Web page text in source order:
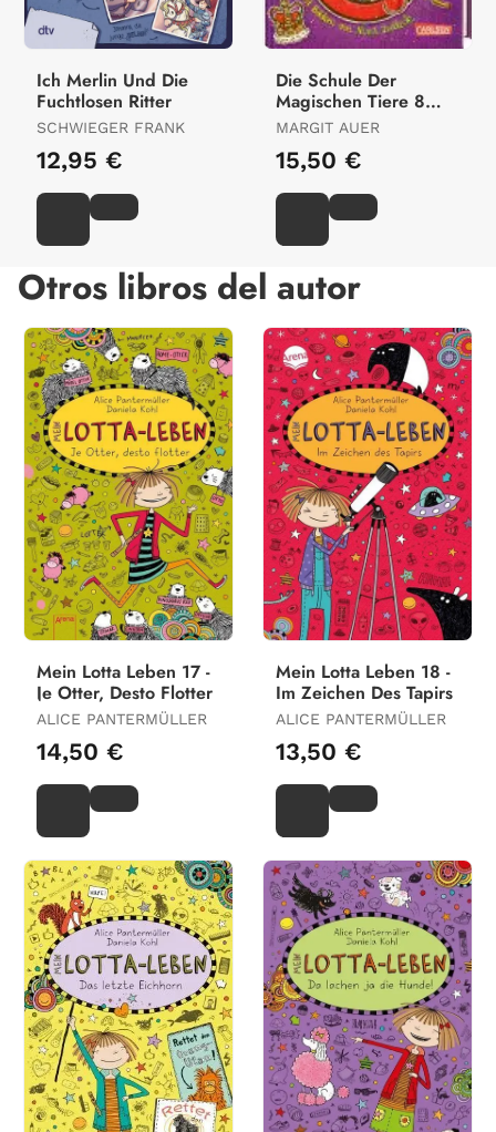
Ich Merlin Und Die
Fuchtlosen Ritter
SCHWIEGER FRANK
12,95 €
Die Schule Der
Magischen Tiere 8
Endlich Ferien Franka
MARGIT AUER
15,50 €
Otros libros del autor
Mein Lotta Leben 17 -
Je Otter, Desto Flotter
ALICE PANTERMÜLLER
14,50 €
Mein Lotta Leben 18 -
Im Zeichen Des Tapirs
ALICE PANTERMÜLLER
13,50 €